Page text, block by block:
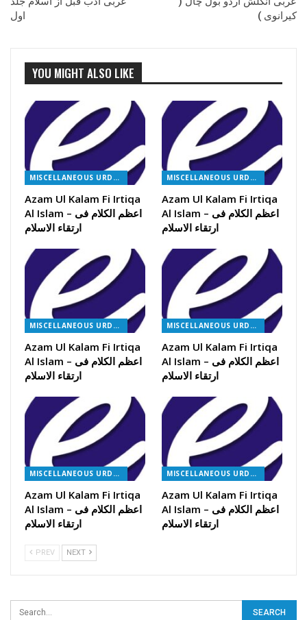
اول
کیرانوی )
YOU MIGHT ALSO LIKE
MISCELLANEOUS URDU BOOKS
Azam Ul Kalam Fi Irtiqa
Al Islam – اعظم الکلام فی
ارتقاء الاسلام
MISCELLANEOUS URDU BOOKS
Azam Ul Kalam Fi Irtiqa
Al Islam – اعظم الکلام فی
ارتقاء الاسلام
MISCELLANEOUS URDU BOOKS
Azam Ul Kalam Fi Irtiqa
Al Islam – اعظم الکلام فی
ارتقاء الاسلام
MISCELLANEOUS URDU BOOKS
Azam Ul Kalam Fi Irtiqa
Al Islam – اعظم الکلام فی
ارتقاء الاسلام
MISCELLANEOUS URDU BOOKS
Azam Ul Kalam Fi Irtiqa
Al Islam – اعظم الکلام فی
ارتقاء الاسلام
MISCELLANEOUS URDU BOOKS
Azam Ul Kalam Fi Irtiqa
Al Islam – اعظم الکلام فی
ارتقاء الاسلام
PREV NEXT